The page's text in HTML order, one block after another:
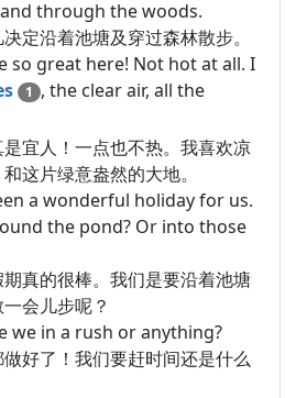
through the woods.
沿着池塘及穿过森林散步。
great here! Not hot at all. I
1 , the clear air, all the
宜人！一点也不热。我喜欢凉
这片绿意盎然的大地。
a wonderful holiday for us.
the pond? Or into those
真的很棒。我们是要沿着池塘
会儿步呢？
in a rush or anything?
好了！我们要赶时间还是什么